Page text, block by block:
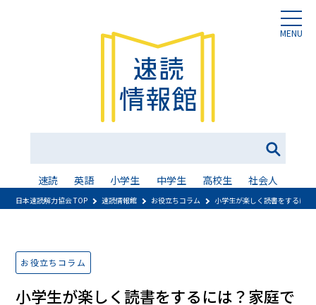
MENU
速読 英語 小学生 中学生 高校生 社会人
日本速読解力協会 TOP 速読情報館 お役立ちコラム 小学生が楽しく読書をするに
お役立ちコラム
小学生が楽しく読書をするには？家庭で